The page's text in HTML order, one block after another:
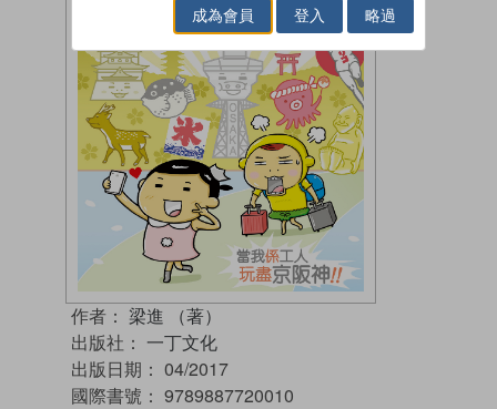
作者： 梁進 （著）
出版社： 一丁文化
出版日期： 04/2017
國際書號： 9789887720010
成為會員 登入 略過